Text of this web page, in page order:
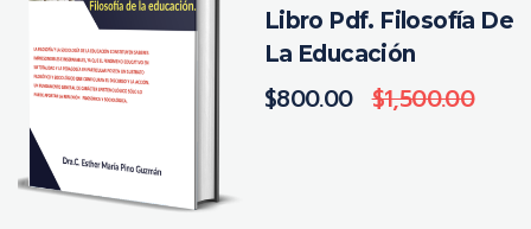
Libro Pdf. Filosofía De
La Educación
$800.00 $1,500.00